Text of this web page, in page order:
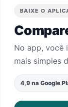
BAIXE O
No app, você
mais simples
4,9 na Google